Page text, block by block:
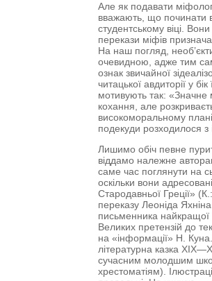
Але як подавати
вважають, що починати
студентському віці.
перекази міфів
На наш погляд,
очевидною, адже тим
ознак звичайної
читацької авдиторії у
мотивують так: «Значне
кохання, але
високоморальному
подекуди розходилося з
Лишимо обіч певне
віддамо належне
саме час поглянути на
оскільки вони
Стародавньої Греції»
переказу Леоніда
письменника найкращої
Великих претензій до
на «інформації» Н.
літературна казка
сучасним молодшим
хрестоматіям).